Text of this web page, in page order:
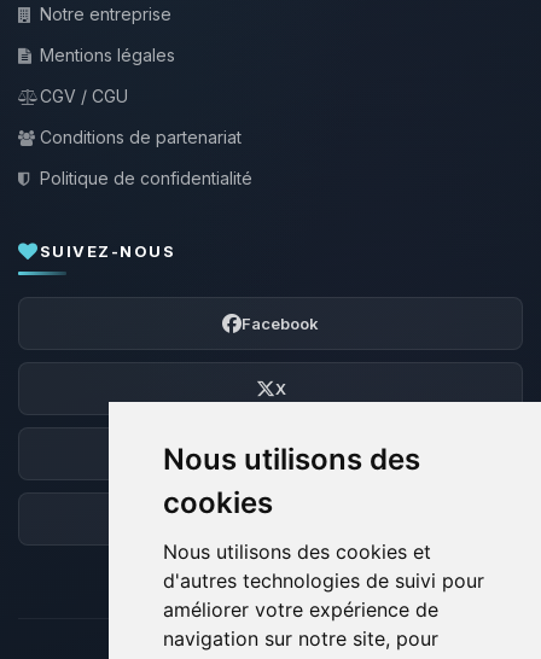
Nous utilisons des
cookies
Nous utilisons des cookies et
d'autres technologies de suivi pour
améliorer votre expérience de
navigation sur notre site, pour
Notre entreprise
Mentions légales
CGV / CGU
Conditions de partenariat
Politique de confidentialité
SUIVEZ-NOUS
Facebook
X
Discord
Forum